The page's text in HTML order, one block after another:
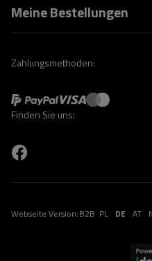
Meine Bestellungen
Zahlungsmethoden:
Finden Sie uns:
Webseite Version:B2B PL DE AT